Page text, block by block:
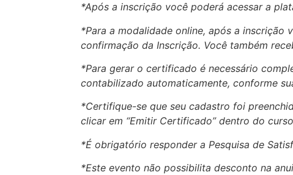
*Após a inscrição você poderá acessar a
*Para a modalidade online, após a inscrição
confirmação da Inscrição. Você também
*Para gerar o certificado é necessário
contabilizado automaticamente, conforme
*Certifique-se que seu cadastro foi
clicar em “Emitir Certificado” dentro do
*É obrigatório responder a Pesquisa de
*Este evento não possibilita desconto na